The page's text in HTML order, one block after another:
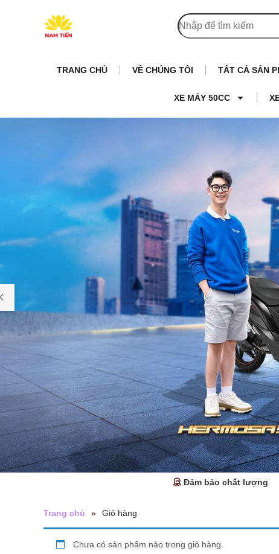
TRANG CHỦ VỀ CHÚNG TÔI TẤT CẢ SẢN
XE MÁY 50CC
Đảm bảo chất lượng
Trang chủ » Giỏ hàng
Chưa có sản phẩm nào trong giỏ hàng.